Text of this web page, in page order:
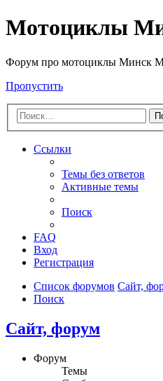
Мотоциклы
Форум про мотоциклы Минск
Пропустить
Ссылки
Темы без ответов
Активные темы
Поиск
FAQ
Вход
Регистрация
Список форумов Сайт,
Поиск
Сайт, форум
Форум
Темы